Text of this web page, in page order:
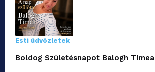
Esti üdvözletek
Boldog Születésnapot Balogh Tímea